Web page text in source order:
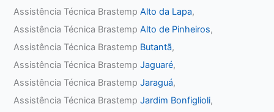
Assistência Técnica BrastempAlto da Lapa,
Assistência Técnica BrastempAlto de Pinheiros,
Assistência Técnica Brastemp Butantã,
Assistência Técnica BrastempJaguaré,
Assistência Técnica BrastempJaraguá,
Assistência Técnica BrastempJardim Bonfiglioli,